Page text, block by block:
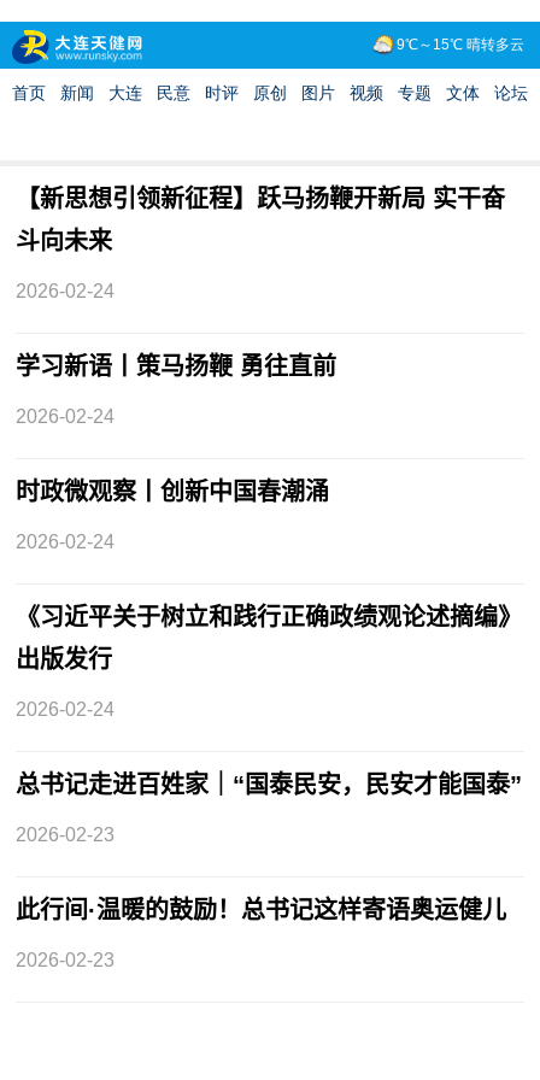
【新思想引领新征程】跃马扬鞭开新局 实干奋
斗向未来
2026-02-24
学习新语丨策马扬鞭 勇往直前
2026-02-24
时政微观察丨创新中国春潮涌
2026-02-24
《习近平关于树立和践行正确政绩观论述摘编》
出版发行
2026-02-24
总书记走进百姓家｜“国泰民安，民安才能国泰”
2026-02-23
此行间·温暖的鼓励！总书记这样寄语奥运健儿
2026-02-23